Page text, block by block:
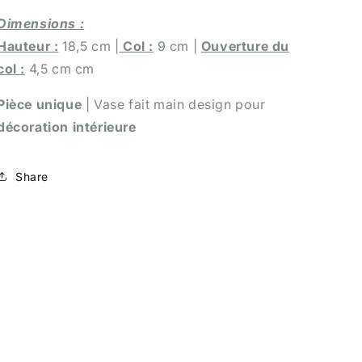
:
: 18,5 cm | Col : 9 cm | Ouverture du
: 4,5 cm cm
unique | Vase fait main design pour
intérieure
Share